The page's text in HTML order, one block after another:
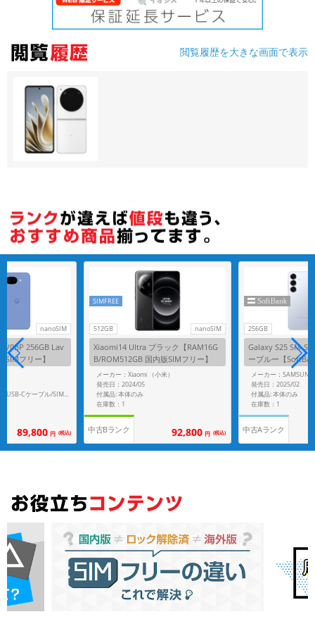
閲覧履歴を大きな画面で表示
nanoSIM
256GB Lav
フリー】
付属品: 箱/1m USB-C - USB-Cケーブル/SIM取り出しツール
89,800 円 (税込)
512GB nanoSIM
SIMFREE
Xiaomi14 Ultra ブラック【RAM16G
B/ROM512GB 国内版SIMフリー】
メーカー：Xiaomi （小米）
発売日：2024/05
付属品: 本体のみ
在庫数：1
中古Bランク 92,800 円 (税込)
256GB
Galaxy S25 SM-
ーブルー【
メーカー：SAMSUNG
発売日：2025/02
付属品: 本体のみ
在庫数：1
中古Aランク
発売日